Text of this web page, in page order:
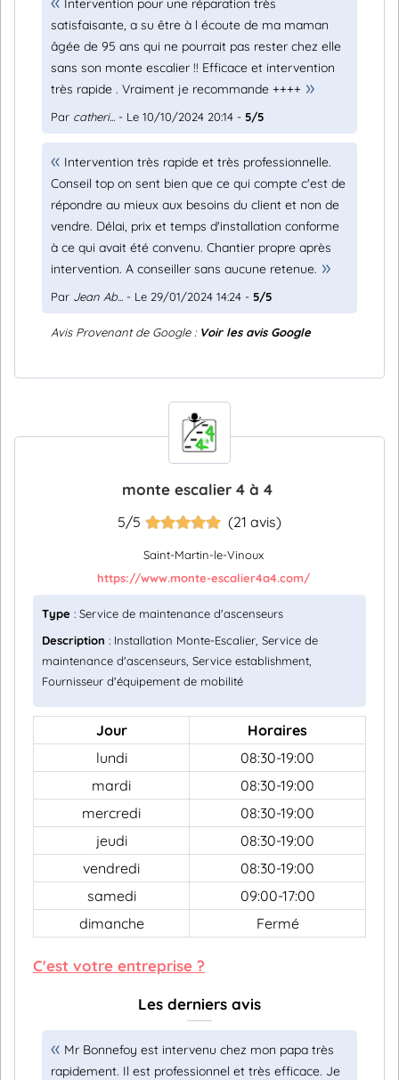
Intervention pour une réparation très
satisfaisante, a su être à l écoute de ma maman
âgée de 95 ans qui ne pourrait pas rester chez elle
sans son monte escalier !! Efficace et intervention
très rapide . Vraiment je recommande ++++
Par catheri... - Le 10/10/2024 20:14 - 5/5
Intervention très rapide et très professionnelle.
Conseil top on sent bien que ce qui compte c'est de
répondre au mieux aux besoins du client et non de
vendre. Délai, prix et temps d'installation conforme
à ce qui avait été convenu. Chantier propre après
intervention. A conseiller sans aucune retenue.
Par Jean Ab... - Le 29/01/2024 14:24 - 5/5
Avis Provenant de Google : Voir les avis Google
monte escalier 4 à 4
5/5 (21 avis)
Saint-Martin-le-Vinoux
https://www.monte-escalier4a4.com/
Type : Service de maintenance d'ascenseurs
Description : Installation Monte-Escalier, Service de
maintenance d'ascenseurs, Service establishment,
Fournisseur d'équipement de mobilité
Jour
Horaires
lundi
08:30-19:00
mardi
08:30-19:00
mercredi
08:30-19:00
jeudi
08:30-19:00
vendredi
08:30-19:00
samedi
09:00-17:00
dimanche
Fermé
C'est votre entreprise ?
Les derniers avis
Mr Bonnefoy est intervenu chez mon papa très
rapidement. Il est professionnel et très efficace. Je